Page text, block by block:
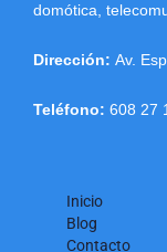
domótica,
Dirección: Av.
Teléfono: 608 27
Inicio
Blog
Contacto